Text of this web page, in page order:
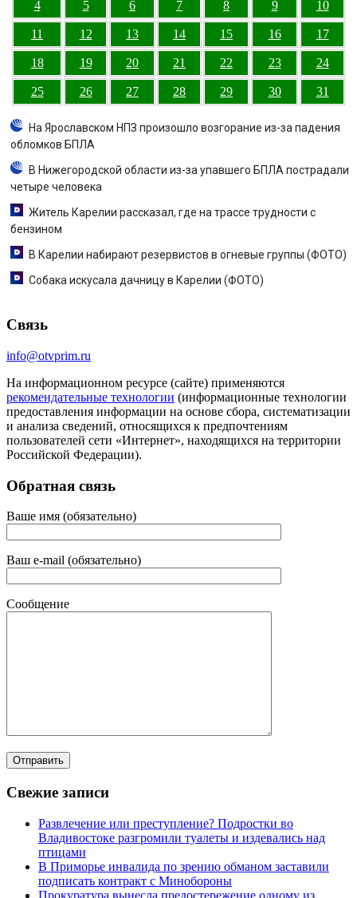
4 5 6 7 8 9 10
11 12 13 14 15 16 17
18 19 20 21 22 23 24
25 26 27 28 29 30 31
На Ярославском НПЗ произошло возгорание из-за падения
обломков БПЛА
В Нижегородской области из-за упавшего БПЛА пострадали
четыре человека
Житель Карелии рассказал, где на трассе трудности с
бензином
В Карелии набирают резервистов в огневые группы (ФОТО)
Собака искусала дачницу в Карелии (ФОТО)
Связь
info@otvprim.ru
На информационном ресурсе (сайте) применяются
рекомендательные технологии (информационные технологии
предоставления информации на основе сбора, систематизации
и анализа сведений, относящихся к предпочтениям
пользователей сети «Интернет», находящихся на территории
Российской Федерации).
Обратная связь
Ваше имя (обязательно)
Ваш e-mail (обязательно)
Сообщение
Свежие записи
Развлечение или преступление? Подростки во
Владивостоке разгромили туалеты и издевались над
птицами
В Приморье инвалида по зрению обманом заставили
подписать контракт с Минобороны
Прокуратура вынесла предостережение одному из